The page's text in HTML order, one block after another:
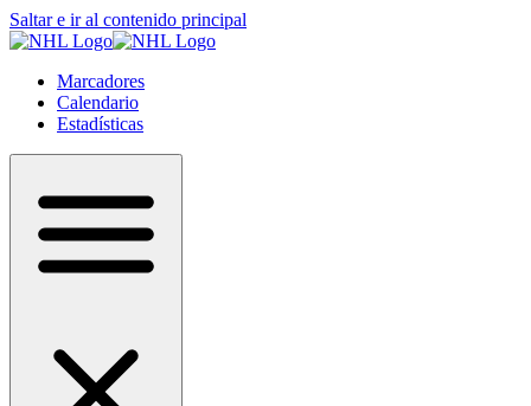
Saltar e ir al contenido principal
Marcadores
Calendario
Estadísticas